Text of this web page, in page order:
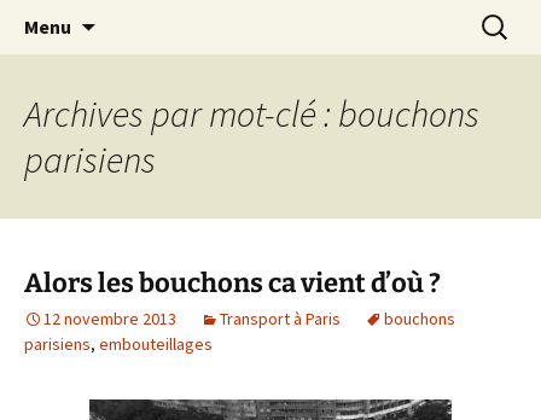
Transportdepersonne.com
Menu
Archives par mot-clé : bouchons
parisiens
Alors les bouchons ca vient d’où ?
12 novembre 2013 Transport à Paris
bouchons
parisiens, embouteillages